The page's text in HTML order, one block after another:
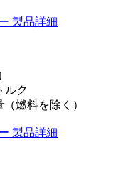
製品詳細
ルク
燃料を除く）
製品詳細